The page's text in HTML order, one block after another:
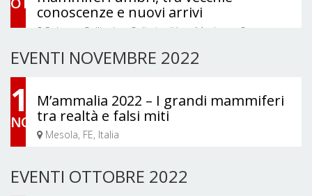
conoscenze e nuovi arrivi
Palazzo Collicola - Galleria d'Arte Moderna G.
Carandente e Appartamento Nobile, Piazza Collicola,
EVENTI NOVEMBRE 2022
12
NOV
M’ammalia 2022 – I grandi mammiferi
tra realtà e falsi miti
Mesola, FE, Italia
EVENTI OTTOBRE 2022